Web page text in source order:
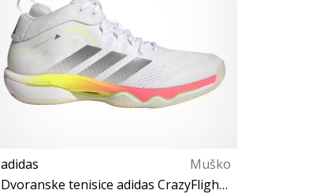
adidas
Muško
Dvoranske tenisice adidas CrazyFlight Mid 7